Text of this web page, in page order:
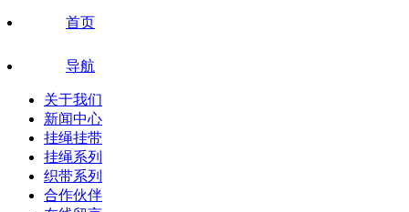
首页
导航
关于我们
新闻中心
挂绳挂带
挂绳系列
织带系列
合作伙伴